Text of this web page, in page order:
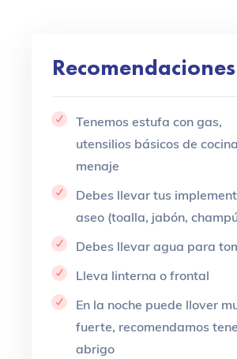
Recomendaciones
Tenemos estufa con gas,
utensilios básicos de
menaje
Debes llevar tus
aseo (toalla, jabón,
Debes llevar agua para
Lleva linterna o frontal
En la noche puede llover
fuerte, recomendamos
abrigo